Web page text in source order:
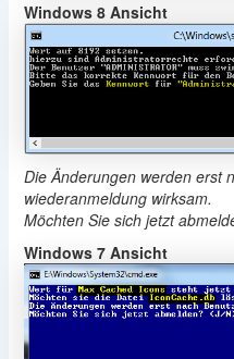
Windows 8 Ansicht
Die Änderungen werden erst
wiederanmeldung wirksam.
Möchten Sie sich jetzt
Windows 7 Ansicht